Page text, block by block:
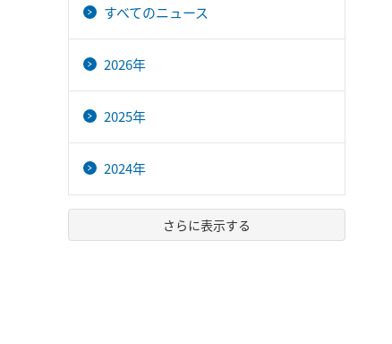
すべてのニュース
2026年
2025年
2024年
さらに表示する